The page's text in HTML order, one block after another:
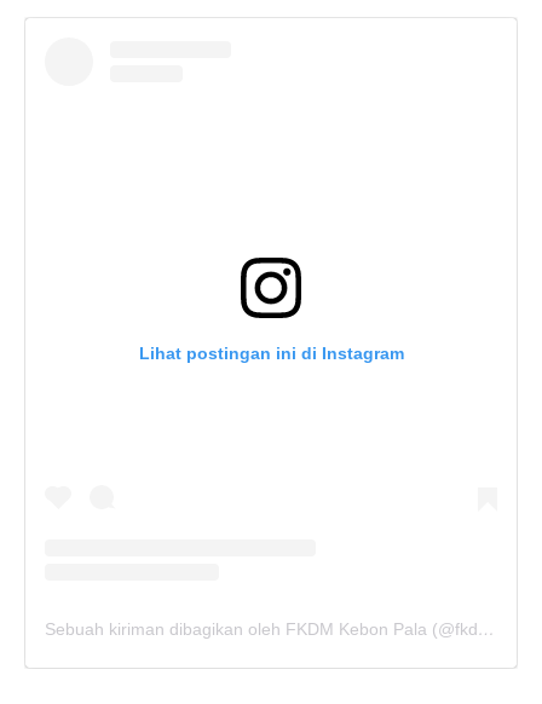
Lihat postingan ini di Instagram
Sebuah kiriman dibagikan oleh FKDM Kebon Pala (@fkdm_kebonpala)